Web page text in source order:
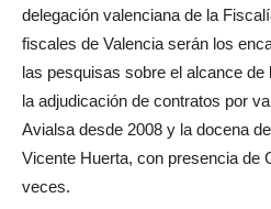
delegación valenciana de la
fiscales de Valencia serán los
las pesquisas sobre el alcance
la adjudicación de contratos por
Avialsa desde 2008 y la docena
Vicente Huerta, con presencia de
veces.